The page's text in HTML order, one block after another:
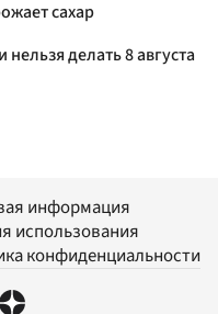
сахар
делать 8 августа
информация
использования
конфиденциальности